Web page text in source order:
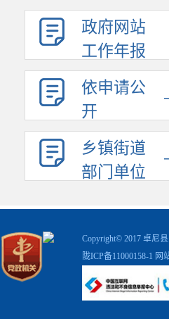
政府网站
工作年报
依申请公
开
乡镇街道
部门单位
Copyright© 2017 卓尼
陇ICP备11000158-1 网